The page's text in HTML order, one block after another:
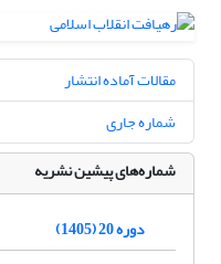
مقالات آماده انتشار
شماره جاری
شماره‌های پیشین نشریه
دوره 20 (1405)